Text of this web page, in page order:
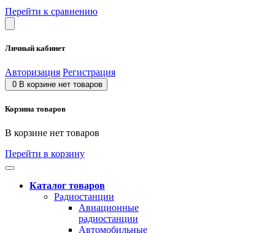
Перейти к сравнению
Личный кабинет
Авторизация Регистрация
0 В корзине нет товаров
Корзина товаров
В корзине нет товаров
Перейти в корзину
Каталог товаров
Радиостанции
Авиационные
радиостанции
Автомобильные